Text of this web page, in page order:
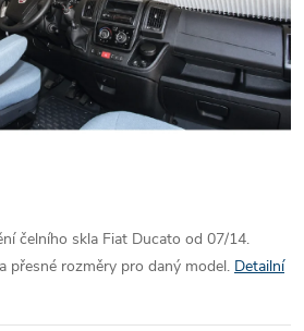
čelního skla Fiat Ducato od 07/14.
přesné rozměry pro daný model. Detailní